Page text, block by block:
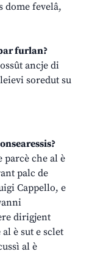
dome fevelâ,
furlan?
ancje di
soredut su
parcè che al è
palc de
Cappello, e
dirigjent
è sut e sclet
al è